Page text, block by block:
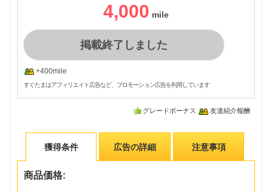
4,000
掲載終了しました
+400mile
すぐたまはアフィリエイト広告など、プロモーション広告を利用しています
グレードボーナス 友達紹介報酬
獲得条件 広告の詳細 注意事項
商品価格: